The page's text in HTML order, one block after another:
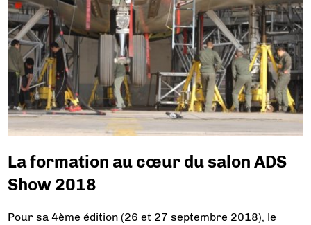
La formation au cœur du salon ADS
Show 2018
Pour sa 4ème édition (26 et 27 septembre 2018), le